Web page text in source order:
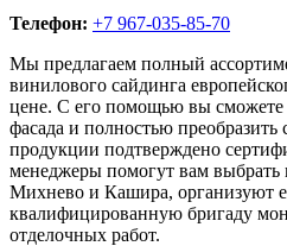
Телефон: +7 967-035-85-70
Мы предлагаем полный
винилового сайдинга
цене. С его помощью вы сможете
фасада и полностью преобразить
продукции подтверждено
менеджеры помогут вам выбрать
Михнево и Кашира, организуют
квалифицированную бригаду
отделочных работ.